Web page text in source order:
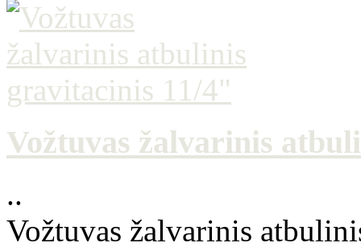
Vožtuvas žalvarinis
..
Vožtuvas žalvarinis